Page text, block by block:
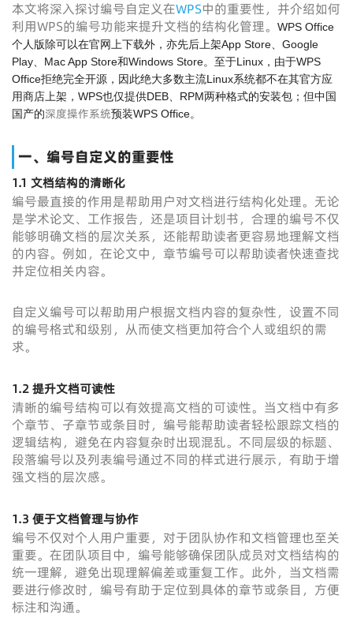
本文将深入探讨编号自定义在WPS中的重要性，并介绍如何
利用WPS的编号功能来提升文档的结构化管理。
WPS Office
个人版除可以在官网上下载外，亦先后上架App Store、Google
Play、Mac App Store和Windows Store。至于Linux，由于WPS
Office拒绝完全开源，因此绝大多数主流Linux系统都不在其官方应
用商店上架，WPS也仅提供DEB、RPM两种格式的安装包；但中国
国产的深度操作系统预装WPS Office。
一、编号自定义的重要性
1.1 文档结构的清晰化
编号最直接的作用是帮助用户对文档进行结构化处理。无论
是学术论文、工作报告，还是项目计划书，合理的编号不仅
能够明确文档的层次关系，还能帮助读者更容易地理解文档
的内容。例如，在论文中，章节编号可以帮助读者快速查找
并定位相关内容。
自定义编号可以帮助用户根据文档内容的复杂性，设置不同
的编号格式和级别，从而使文档更加符合个人或组织的需
求。
1.2 提升文档可读性
清晰的编号结构可以有效提高文档的可读性。当文档中有多
个章节、子章节或条目时，编号能帮助读者轻松跟踪文档的
逻辑结构，避免在内容复杂时出现混乱。不同层级的标题、
段落编号以及列表编号通过不同的样式进行展示，有助于增
强文档的层次感。
1.3 便于文档管理与协作
编号不仅对个人用户重要，对于团队协作和文档管理也至关
重要。在团队项目中，编号能够确保团队成员对文档结构的
统一理解，避免出现理解偏差或重复工作。此外，当文档需
要进行修改时，编号有助于定位到具体的章节或条目，方便
标注和沟通。